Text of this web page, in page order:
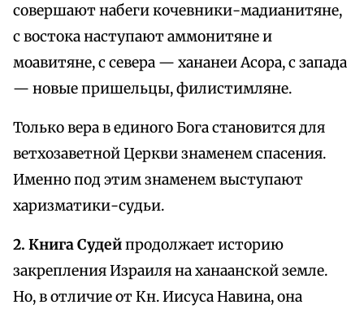
совершают набеги кочевники-мадианитяне,
с востока наступают аммонитяне и
моавитяне, с севера — хананеи Асора, с запада
— новые пришельцы, филистимляне.
Только вера в единого Бога становится для
ветхозаветной Церкви знаменем спасения.
Именно под этим знаменем выступают
харизматики-судьи.
2. Книга Судейпродолжает историю
закрепления Израиля на ханаанской земле.
Но, в отличие от Кн. Иисуса Навина, она